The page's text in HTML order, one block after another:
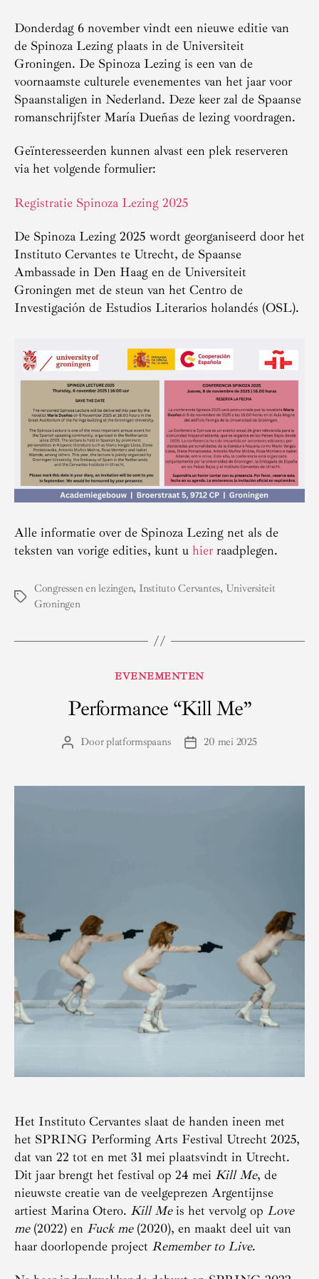
Donderdag 6 november vindt een nieuwe editie van
de Spinoza Lezing plaats in de Universiteit
Groningen. De Spinoza Lezing is een van de
voornaamste culturele evenementes van het jaar voor
Spaanstaligen in Nederland. Deze keer zal de Spaanse
romanschrijfster María Dueñas de lezing voordragen.
Geïnteresseerden kunnen alvast een plek reserveren
via het volgende formulier:
Registratie Spinoza Lezing 2025
De Spinoza Lezing 2025 wordt georganiseerd door het
Instituto Cervantes te Utrecht, de Spaanse
Ambassade in Den Haag en de Universiteit
Groningen met de steun van het Centro de
Investigación de Estudios Literarios holandés (OSL).
Alle informatie over de Spinoza Lezing net als de
teksten van vorige edities, kunt u hier raadplegen.
Tags
Congressen en lezingen, Instituto Cervantes, Universiteit
Groningen
Categorieën
EVENEMENTEN
Performance “Kill Me”
Berichtauteur
Doorplatformspaans Berichtdatum
20 mei 2025
Het Instituto Cervantes slaat de handen ineen met
het SPRING Performing Arts Festival Utrecht 2025,
dat van 22 tot en met 31 mei plaatsvindt in Utrecht.
Dit jaar brengt het festival op 24 mei Kill Me, de
nieuwste creatie van de veelgeprezen Argentijnse
artiest Marina Otero. Kill Meis het vervolg op Love
me(2022) en Fuck me(2020), en maakt deel uit van
haar doorlopende project Remember to Live.